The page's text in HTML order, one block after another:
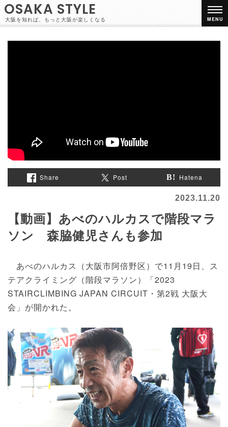
OSAKA STYLE
大阪を知れば、もっと大阪が楽しくなる MENU
Share Post Hatena
2023.11.20
【動画】あべのハルカスで階段マラ
ソン 森脇健児さんも参加
あべのハルカス（大阪市阿倍野区）で11月19日、ス
テアクライミング（階段マラソン）「2023
STAIRCLIMBING JAPAN CIRCUIT・第2戦 大阪大
会」が開かれた。